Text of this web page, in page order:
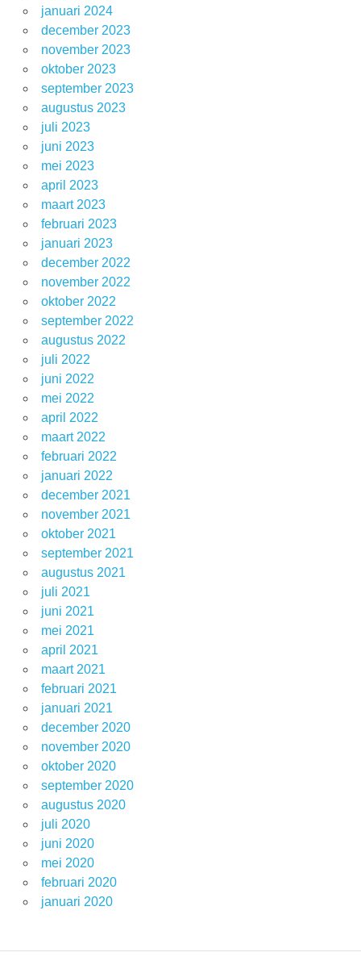
januari 2024
december 2023
november 2023
oktober 2023
september 2023
augustus 2023
juli 2023
juni 2023
mei 2023
april 2023
maart 2023
februari 2023
januari 2023
december 2022
november 2022
oktober 2022
september 2022
augustus 2022
juli 2022
juni 2022
mei 2022
april 2022
maart 2022
februari 2022
januari 2022
december 2021
november 2021
oktober 2021
september 2021
augustus 2021
juli 2021
juni 2021
mei 2021
april 2021
maart 2021
februari 2021
januari 2021
december 2020
november 2020
oktober 2020
september 2020
augustus 2020
juli 2020
juni 2020
mei 2020
februari 2020
januari 2020